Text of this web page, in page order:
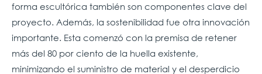
forma escultórica también son componentes clave del
proyecto. Además, la sostenibilidad fue otra innovación
importante. Esta comenzó con la premisa de retener
más del 80 por ciento de la huella existente,
minimizando el suministro de material y el desperdicio